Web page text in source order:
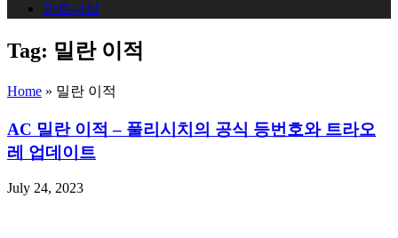
파트너십
Tag: 밀란 이적
Home » 밀란 이적
AC 밀란 이적 – 풀리시치의 공식 등번호와 트라오
레 업데이트
July 24, 2023